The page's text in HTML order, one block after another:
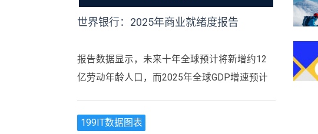
世界银行：2025年商业就绪度报告
报告数据显示，未来十年全球预计将新增约12
亿劳动年龄人口，而2025年全球GDP增速预计
199IT数据图表